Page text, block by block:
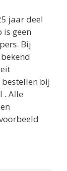
jaar deel
is geen
Bij
bij
. Alle